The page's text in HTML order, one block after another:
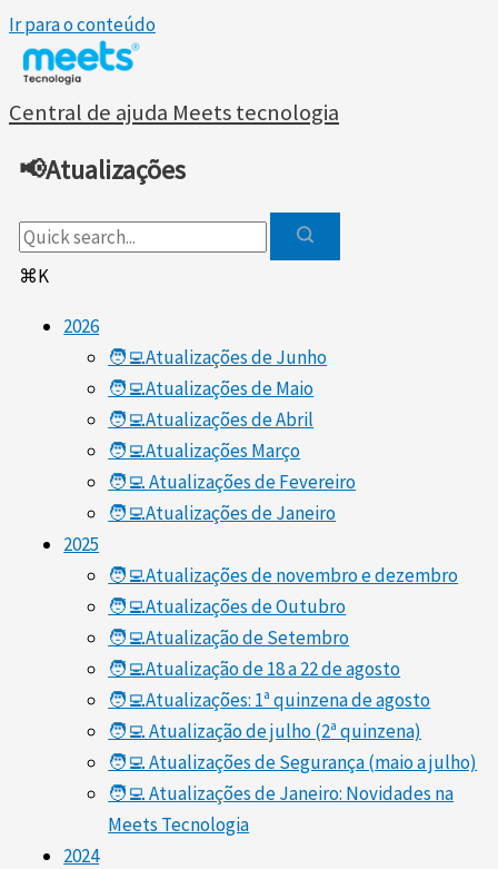
Ir para o conteúdo
Central de ajuda Meets tecnologia
📢Atualizações
⌘K
2026
🧑‍💻Atualizações de Junho
🧑‍💻Atualizações de Maio
🧑‍💻Atualizações de Abril
🧑‍💻Atualizações Março
🧑‍💻 Atualizações de Fevereiro
🧑‍💻Atualizações de Janeiro
2025
🧑‍💻Atualizações de novembro e dezembro
🧑‍💻Atualizações de Outubro
🧑‍💻Atualização de Setembro
🧑‍💻Atualização de 18 a 22 de agosto
🧑‍💻Atualizações: 1ª quinzena de agosto
🧑‍💻 Atualização de julho (2ª quinzena)
🧑‍💻 Atualizações de Segurança (maio a julho)
🧑‍💻 Atualizações de Janeiro: Novidades na
Meets Tecnologia
2024